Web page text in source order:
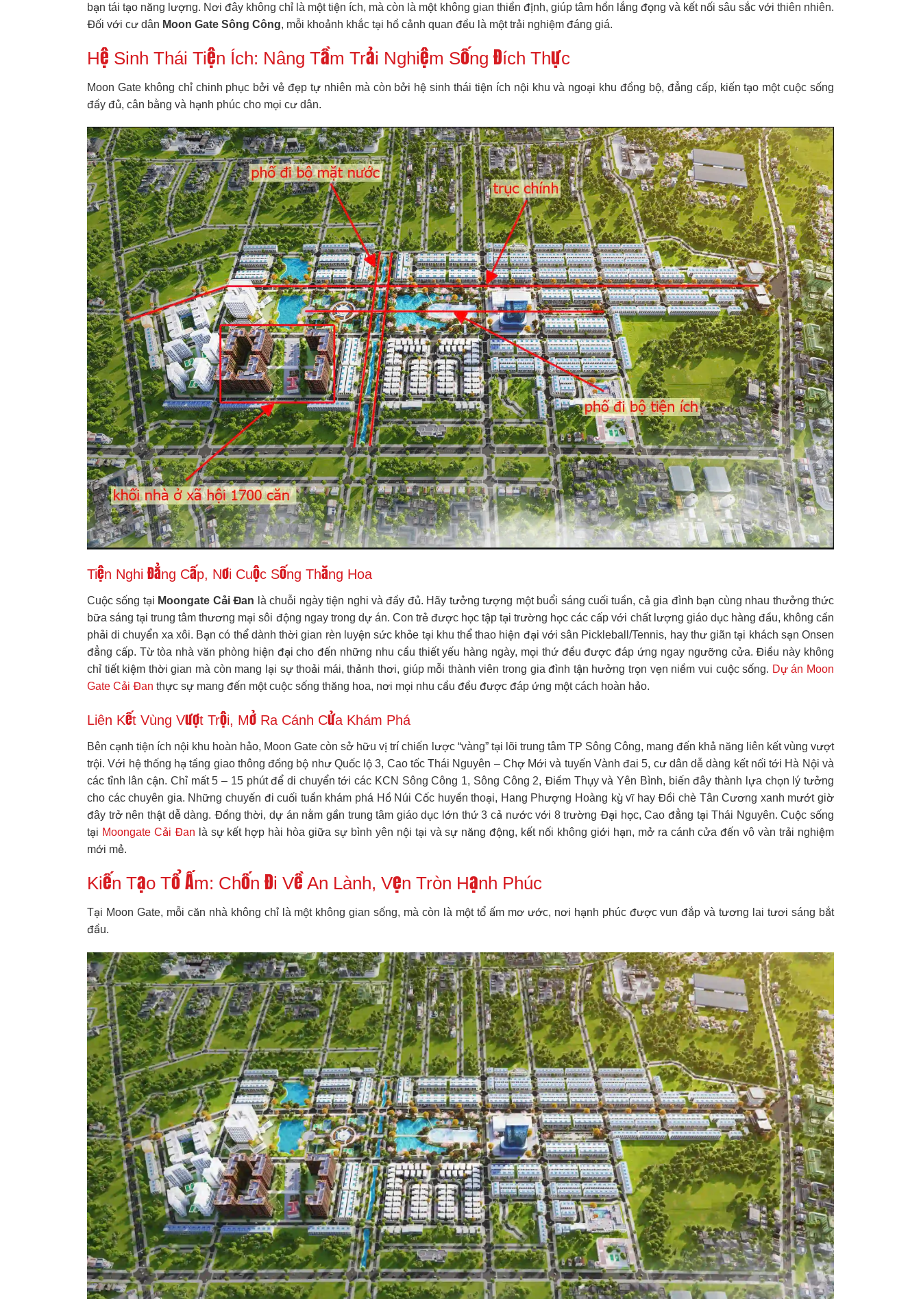
bạn tái tạo năng lượng. Nơi đây không chỉ là một tiện ích, mà còn là một không gian thiền định, giúp tâm hồn lắng đọng và kết nối sâu sắc với thiên nhiên.
Đối với cư dân Moon Gate Sông Công, mỗi khoảnh khắc tại hồ cảnh quan đều là một trải nghiệm đáng giá.
Hệ Sinh Thái Tiện Ích: Nâng Tầm Trải Nghiệm Sống Đích Thực
Moon Gate không chỉ chinh phục bởi vẻ đẹp tự nhiên mà còn bởi hệ sinh thái tiện ích nội khu và ngoại khu đồng bộ, đẳng cấp, kiến tạo một cuộc sống
đầy đủ, cân bằng và hạnh phúc cho mọi cư dân.
Tiện Nghi Đẳng Cấp, Nơi Cuộc Sống Thăng Hoa
Cuộc sống tại Moongate Cải Đan là chuỗi ngày tiện nghi và đầy đủ. Hãy tưởng tượng một buổi sáng cuối tuần, cả gia đình bạn cùng nhau thưởng thức
bữa sáng tại trung tâm thương mại sôi động ngay trong dự án. Con trẻ được học tập tại trường học các cấp với chất lượng giáo dục hàng đầu, không cần
phải di chuyển xa xôi. Bạn có thể dành thời gian rèn luyện sức khỏe tại khu thể thao hiện đại với sân Pickleball/Tennis, hay thư giãn tại khách sạn Onsen
đẳng cấp. Từ tòa nhà văn phòng hiện đại cho đến những nhu cầu thiết yếu hàng ngày, mọi thứ đều được đáp ứng ngay ngưỡng cửa. Điều này không
chỉ tiết kiệm thời gian mà còn mang lại sự thoải mái, thảnh thơi, giúp mỗi thành viên trong gia đình tận hưởng trọn vẹn niềm vui cuộc sống. Dự án Moon
Gate Cải Đan thực sự mang đến một cuộc sống thăng hoa, nơi mọi nhu cầu đều được đáp ứng một cách hoàn hảo.
Liên Kết Vùng Vượt Trội, Mở Ra Cánh Cửa Khám Phá
Bên cạnh tiện ích nội khu hoàn hảo, Moon Gate còn sở hữu vị trí chiến lược “vàng” tại lõi trung tâm TP Sông Công, mang đến khả năng liên kết vùng vượt
trội. Với hệ thống hạ tầng giao thông đồng bộ như Quốc lộ 3, Cao tốc Thái Nguyên – Chợ Mới và tuyến Vành đai 5, cư dân dễ dàng kết nối tới Hà Nội và
các tỉnh lân cận. Chỉ mất 5 – 15 phút để di chuyển tới các KCN Sông Công 1, Sông Công 2, Điềm Thụy và Yên Bình, biến đây thành lựa chọn lý tưởng
cho các chuyên gia. Những chuyến đi cuối tuần khám phá Hồ Núi Cốc huyền thoại, Hang Phượng Hoàng kỳ vĩ hay Đồi chè Tân Cương xanh mướt giờ
đây trở nên thật dễ dàng. Đồng thời, dự án nằm gần trung tâm giáo dục lớn thứ 3 cả nước với 8 trường Đại học, Cao đẳng tại Thái Nguyên. Cuộc sống
tại Moongate Cải Đan là sự kết hợp hài hòa giữa sự bình yên nội tại và sự năng động, kết nối không giới hạn, mở ra cánh cửa đến vô vàn trải nghiệm
mới mẻ.
Kiến Tạo Tổ Ấm: Chốn Đi Về An Lành, Vẹn Tròn Hạnh Phúc
Tại Moon Gate, mỗi căn nhà không chỉ là một không gian sống, mà còn là một tổ ấm mơ ước, nơi hạnh phúc được vun đắp và tương lai tươi sáng bắt
đầu.